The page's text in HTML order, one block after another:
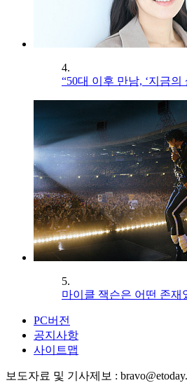
4.
“50대 이후 만남, ‘지금
5.
마이클 잭슨은 어떤 존재
PC버전
공지사항
사이트맵
보도자료 및 기사제보 :